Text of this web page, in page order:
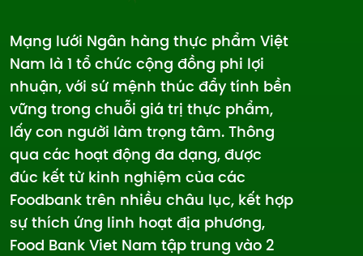
Mạng lưới Ngân hàng thực phẩm Việt
Nam là 1 tổ chức cộng đồng phi lợi
nhuận, với sứ mệnh thúc đẩy tính bền
vững trong chuỗi giá trị thực phẩm,
lấy con người làm trọng tâm. Thông
qua các hoạt động đa dạng, được
đúc kết từ kinh nghiệm của các
Foodbank trên nhiều châu lục, kết hợp
sự thích ứng linh hoạt địa phương,
Food Bank Viet Nam tập trung vào 2